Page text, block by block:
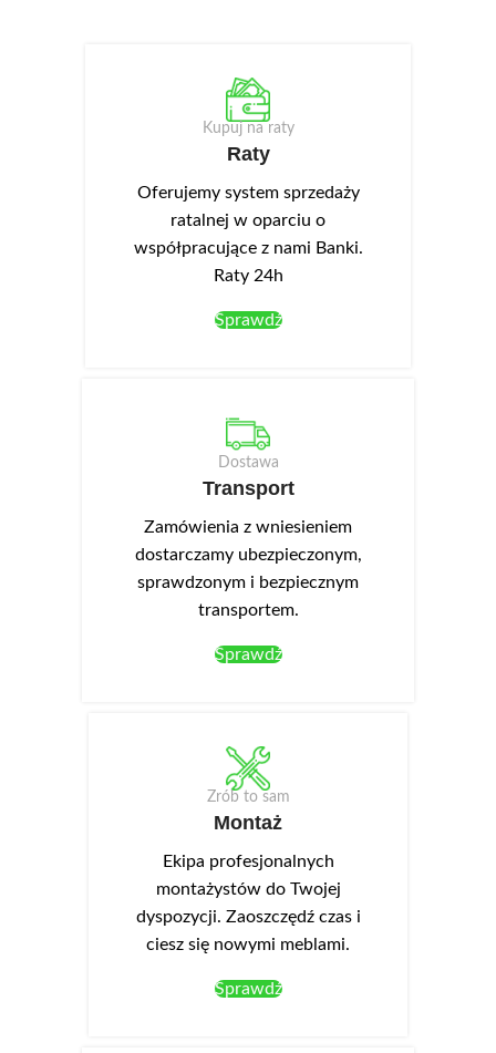
Kupuj na raty
Raty
Oferujemy system sprzedaży
ratalnej w oparciu o
współpracujące z nami Banki.
Raty 24h
Sprawdź
Dostawa
Transport
Zamówienia z wniesieniem
dostarczamy ubezpieczonym,
sprawdzonym i bezpiecznym
transportem.
Sprawdź
Zrób to sam
Montaż
Ekipa profesjonalnych
montażystów do Twojej
dyspozycji. Zaoszczędź czas i
ciesz się nowymi meblami.
Sprawdź